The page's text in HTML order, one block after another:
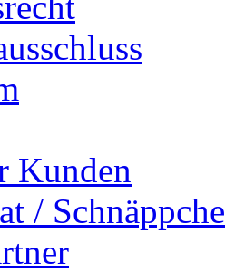
Kunden
/